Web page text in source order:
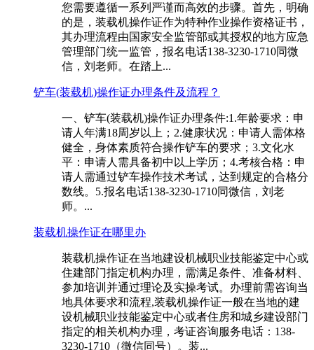
您需要遵循一系列严谨而高效的步骤。首先，明确
的是，装载机操作证作为特种作业操作资格证书，
其办理流程由国家安全监管部或其授权的地方应急
管理部门统一监管，报名电话138-3230-1710同微
信，刘老师。在踏上...
铲车(装载机)操作证办理条件及流程？
一、铲车(装载机)操作证办理条件:1.年龄要求：申
请人年满18周岁以上；2.健康状况：申请人需体格
健全，身体素质符合操作铲车的要求；3.文化水
平：申请人需具备初中以上学历；4.考核合格：申
请人需通过铲车操作技术考试，达到规定的合格分
数线。5.报名电话138-3230-1710同微信，刘老
师。...
装载机操作证在哪里办
装载机操作证在当地建设机械职业技能鉴定中心或
住建部门指定机构办理，需满足条件、准备材料、
参加培训并通过理论及实操考试。办理前需咨询当
地具体要求和流程,装载机操作证一般在当地的建
设机械职业技能鉴定中心或者住房和城乡建设部门
指定的相关机构办理，考证咨询服务电话：138-
3230-1710（微信同号）。装...